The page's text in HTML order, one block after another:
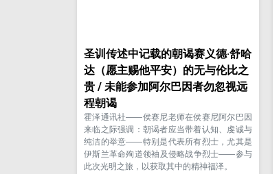
圣训传述中记载的朝谒赛义德·舒哈
达（愿主赐他平安）的无与伦比之
贵 / 未能参加阿尔巴因者勿忽视远
程朝谒
霍泽通讯社——侯赛尼老师在侯赛尼阿尔巴因
来临之际强调：朝谒者应当带着认知、虔诚与
纯洁的举意——特别是代表所有烈士，尤其是
伊斯兰革命殉道领袖及侵略战争烈士——参与
此次光明之旅，以获取其中的精神福泽。